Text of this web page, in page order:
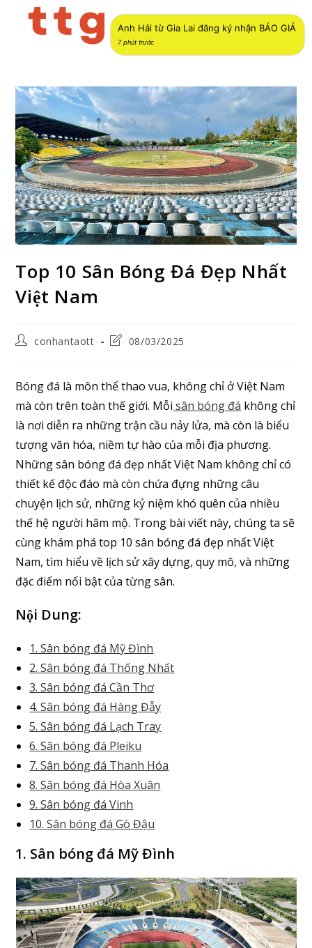
Menu
Top 10 Sân Bóng Đá Đẹp Nhất
Việt Nam
conhantaott 08/03/2025
Bóng đá là môn thể thao vua, không chỉ ở Việt Nam
mà còn trên toàn thế giới. Mỗi sân bóng đá không chỉ
là nơi diễn ra những trận cầu nảy lửa, mà còn là biểu
tượng văn hóa, niềm tự hào của mỗi địa phương.
Những sân bóng đá đẹp nhất Việt Nam không chỉ có
thiết kế độc đáo mà còn chứa đựng những câu
chuyện lịch sử, những kỷ niệm khó quên của nhiều
thế hệ người hâm mộ. Trong bài viết này, chúng ta sẽ
cùng khám phá top 10 sân bóng đá đẹp nhất Việt
Nam, tìm hiểu về lịch sử xây dựng, quy mô, và những
đặc điểm nổi bật của từng sân.
Nội Dung:
1. Sân bóng đá Mỹ Đình
2. Sân bóng đá Thống Nhất
3. Sân bóng đá Cần Thơ
4. Sân bóng đá Hàng Đẫy
5. Sân bóng đá Lạch Tray
6. Sân bóng đá Pleiku
7. Sân bóng đá Thanh Hóa
8. Sân bóng đá Hòa Xuân
9. Sân bóng đá Vinh
10. Sân bóng đá Gò Đậu
1. Sân bóng đá Mỹ Đình
Anh Hải từ Gia Lai đăng ký nhận BÁO GIÁ
7 phút trước